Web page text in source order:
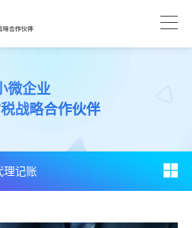
微企业
战略合作伙伴
理记账